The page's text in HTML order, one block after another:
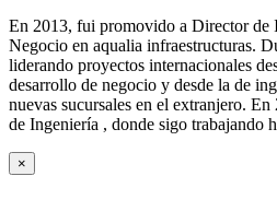
En 2013, fui promovido a Director de
Negocio en aqualia infraestructuras.
liderando proyectos internacionales
desarrollo de negocio y desde la de
nuevas sucursales en el extranjero.
de Ingeniería , donde sigo trabajando
×